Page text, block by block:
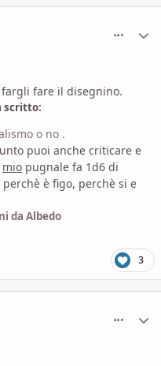
fargli fare il disegnino.
scritto:
o no .
puoi anche criticare e
mio pugnale fa 1d6 di
è figo, perchè si e
da Albedo
3